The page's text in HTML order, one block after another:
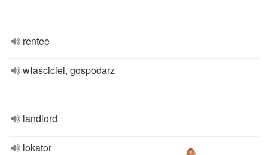
rentee
właściciel, gospodarz
landlord
lokator